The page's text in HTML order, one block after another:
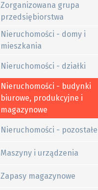
Zorganizowana grupa
przedsiębiorstwa
Nieruchomości - domy i
mieszkania
Nieruchomości - działki
Nieruchomości - budynki
biurowe, produkcyjne i
magazynowe
Nieruchomości - pozostałe
Maszyny i urządzenia
Zapasy magazynowe